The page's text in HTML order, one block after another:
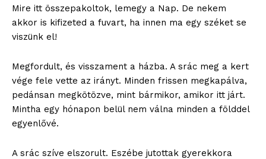
Mire itt összepakoltok, lemegy a Nap. De nekem
akkor is kifizeted a fuvart, ha innen ma egy széket se
viszünk el!
Megfordult, és visszament a házba. A srác meg a kert
vége fele vette az irányt. Minden frissen megkapálva,
pedánsan megkötözve, mint bármikor, amikor itt járt.
Mintha egy hónapon belül nem válna minden a földdel
egyenlővé.
A srác szíve elszorult. Eszébe jutottak gyerekkora